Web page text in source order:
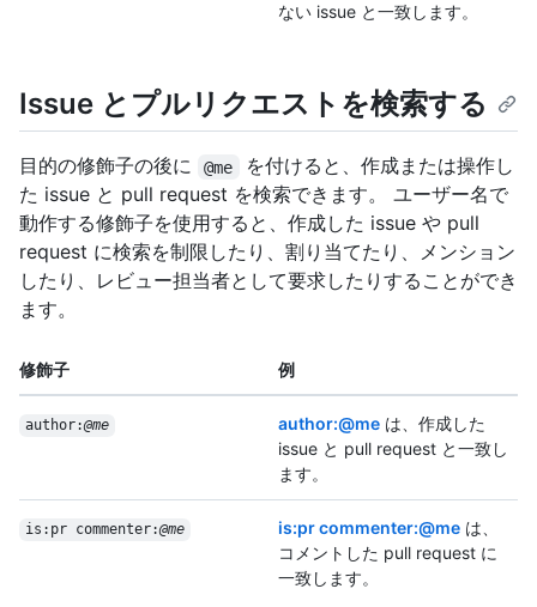
ない issue と一致します。
Issue とプルリクエストを検索する
目的の修飾子の後に @me
を付けると、作成または操作し
た issue と pull request を検索できます。 ユーザー名で
動作する修飾子を使用すると、作成した issue や pull
request に検索を制限したり、割り当てたり、メンション
したり、レビュー担当者として要求したりすることができ
ます。
修飾子 例
author:@me author:@me は、作成した
issue と pull request と一致し
ます。
is:pr commenter:@me is:pr commenter:@me は、
コメントした pull request に
一致します。